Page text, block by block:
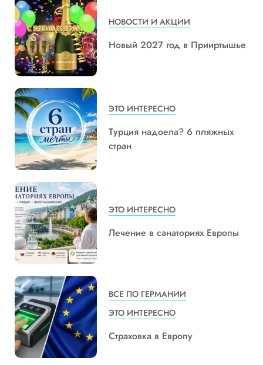
НОВОСТИ И АКЦИИ
Новый 2027 год в Прииртышье
ЭТО ИНТЕРЕСНО
Турция надоела? 6 пляжных
стран
ЭТО ИНТЕРЕСНО
Лечение в санаториях Европы
ВСЕ ПО ГЕРМАНИИ
ЭТО ИНТЕРЕСНО
Страховка в Европу